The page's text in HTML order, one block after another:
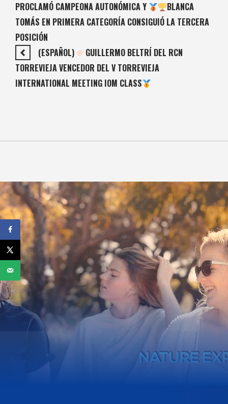
PROCLAMÓ CAMPEONA AUTONÓMICA Y
BLANCA
TOMÁS EN PRIMERA CATEGORÍA CONSIGUIÓ LA TERCERA
POSICIÓN
(ESPAÑOL)
GUILLERMO BELTRÍ DEL RCN
TORREVIEJA VENCEDOR DEL V TORREVIEJA
INTERNATIONAL MEETING IOM CLASS